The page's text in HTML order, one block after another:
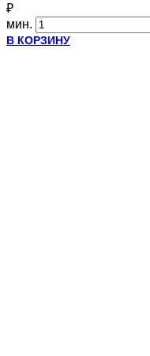
₽
мин.
В КОРЗИНУ